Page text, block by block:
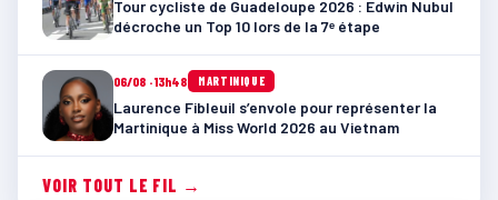
Tour cycliste de Guadeloupe 2026 : Edwin Nubul
décroche un Top 10 lors de la 7ᵉ étape
06/08 · 13h48 MARTINIQUE
Laurence Fibleuil s’envole pour représenter la
Martinique à Miss World 2026 au Vietnam
VOIR TOUT LE FIL →